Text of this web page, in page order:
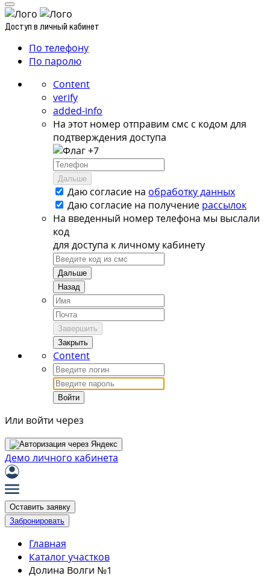
Доступ в личный кабинет
По телефону
По паролю
Content
verify
added-info
На этот номер отправим смс с кодом для
подтверждения доступа
+7
Дальше
Даю согласие на обработку данных
Даю согласие на получение рассылок
На введенный номер телефона мы выслали
код
для доступа к личному кабинету
Дальше
Назад
Завершить
Закрыть
Content
Войти
Или войти через
Демо личного кабинета
Оставить заявку
Забронировать
Главная
Каталог участков
Долина Волги №1